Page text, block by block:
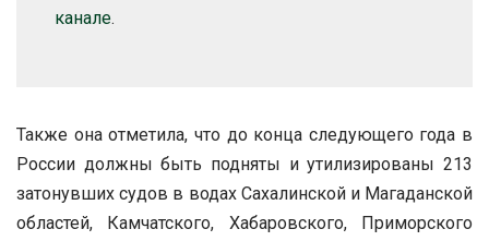
канале.
Также она отметила, что до конца следующего года в
России должны быть подняты и утилизированы 213
затонувших судов в водах Сахалинской и Магаданской
областей, Камчатского, Хабаровского, Приморского